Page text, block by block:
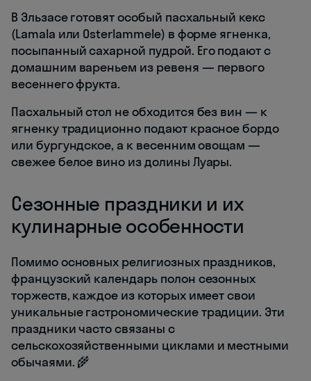
В Эльзасе готовят особый пасхальный кекс
(Lamala или Osterlammele) в форме ягненка,
посыпанный сахарной пудрой. Его подают с
домашним вареньем из ревеня — первого
весеннего фрукта.
Пасхальный стол не обходится без вин — к
ягненку традиционно подают красное бордо
или бургундское, а к весенним овощам —
свежее белое вино из долины Луары.
Сезонные праздники и их
кулинарные особенности
Помимо основных религиозных праздников,
французский календарь полон сезонных
торжеств, каждое из которых имеет свои
уникальные гастрономические традиции. Эти
праздники часто связаны с
сельскохозяйственными циклами и местными
обычаями. 🌾